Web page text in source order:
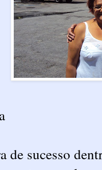
de sucesso